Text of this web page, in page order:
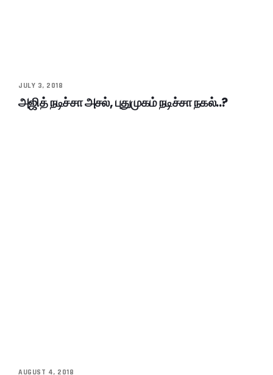
JULY 3, 2018
அஜித் நடிச்சா அசல், புதுமுகம் நடிச்சா நகல்..?
AUGUST 4, 2018